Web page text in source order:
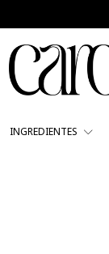
INGREDIENTES